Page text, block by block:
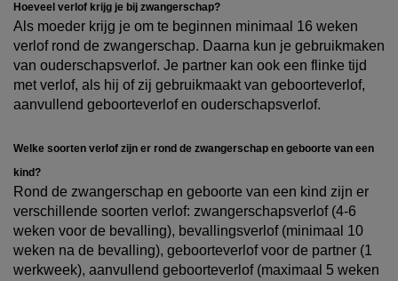
Hoeveel verlof krijg je bij zwangerschap?
Als moeder krijg je om te beginnen minimaal 16 weken
verlof rond de zwangerschap. Daarna kun je gebruikmaken
van ouderschapsverlof. Je partner kan ook een flinke tijd
met verlof, als hij of zij gebruikmaakt van geboorteverlof,
aanvullend geboorteverlof en ouderschapsverlof.
Welke soorten verlof zijn er rond de zwangerschap en geboorte van een
kind?
Rond de zwangerschap en geboorte van een kind zijn er
verschillende soorten verlof: zwangerschapsverlof (4-6
weken voor de bevalling), bevallingsverlof (minimaal 10
weken na de bevalling), geboorteverlof voor de partner (1
werkweek), aanvullend geboorteverlof (maximaal 5 weken